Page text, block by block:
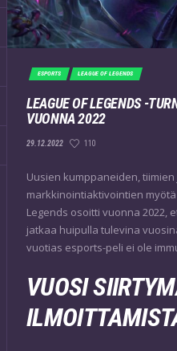
ESPORTS LEAGUE OF LEGENDS
LEAGUE OF LEGENDS -
VUONNA 2022
29.12.2022 110
Uusien kumppaneiden,
markkinointiaktivointien
Legends osoitti vuonna 2022,
jatkaa huipulla tulevina
vuotias esports-peli ei ole
VUOSI